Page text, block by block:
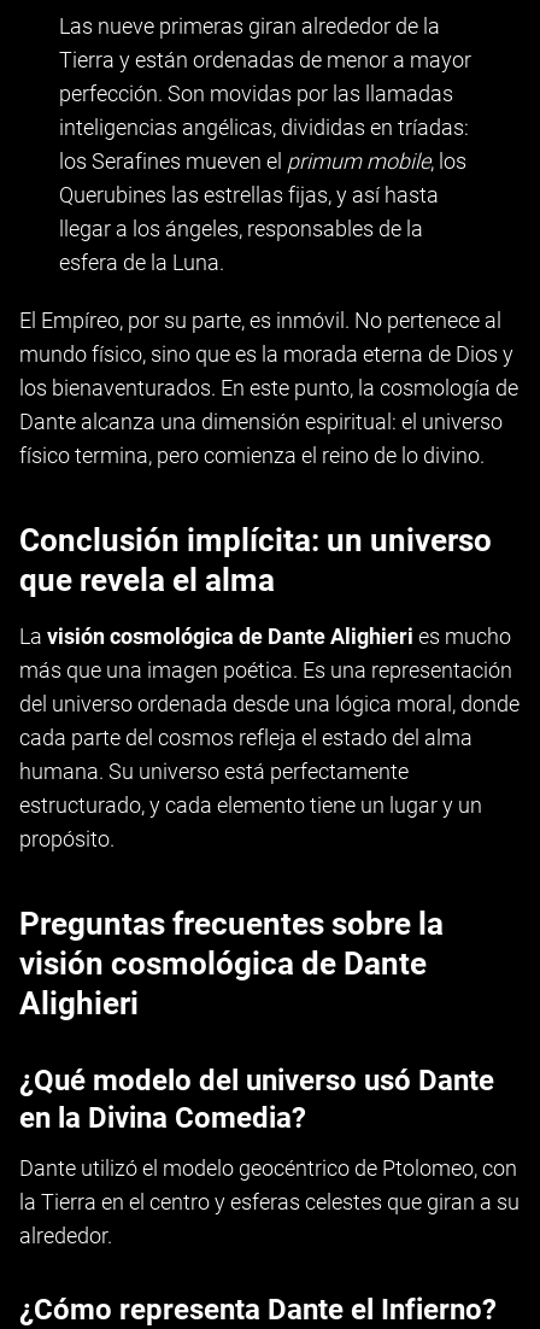
Las nueve primeras giran alrededor de la
Tierra y están ordenadas de menor a mayor
perfección. Son movidas por las llamadas
inteligencias angélicas, divididas en tríadas:
los Serafines mueven el primum mobile, los
Querubines las estrellas fijas, y así hasta
llegar a los ángeles, responsables de la
esfera de la Luna.
El Empíreo, por su parte, es inmóvil. No pertenece al
mundo físico, sino que es la morada eterna de Dios y
los bienaventurados. En este punto, la cosmología de
Dante alcanza una dimensión espiritual: el universo
físico termina, pero comienza el reino de lo divino.
Conclusión implícita: un universo
que revela el alma
La visión cosmológica de Dante Alighieri es mucho
más que una imagen poética. Es una representación
del universo ordenada desde una lógica moral, donde
cada parte del cosmos refleja el estado del alma
humana. Su universo está perfectamente
estructurado, y cada elemento tiene un lugar y un
propósito.
Preguntas frecuentes sobre la
visión cosmológica de Dante
Alighieri
¿Qué modelo del universo usó Dante
en la Divina Comedia?
Dante utilizó el modelo geocéntrico de Ptolomeo, con
la Tierra en el centro y esferas celestes que giran a su
alrededor.
¿Cómo representa Dante el Infierno?